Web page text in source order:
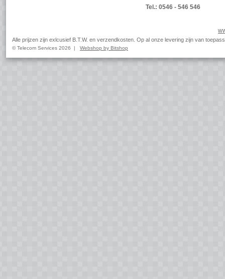
Tel.: 0546 - 546 546
Alle prijzen zijn exlcusief B.T.W. en verzendkosten. Op al onze levering zijn van
© Telecom Services 2026 | Webshop by Bitshop